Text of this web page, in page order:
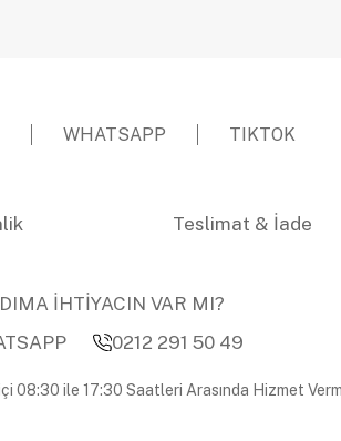
WHATSAPP TIKTOK
Teslimat & İade
İHTİYACIN VAR MI?
0212 291 50 49
08:30 ile 17:30 Saatleri Arasında Hizmet